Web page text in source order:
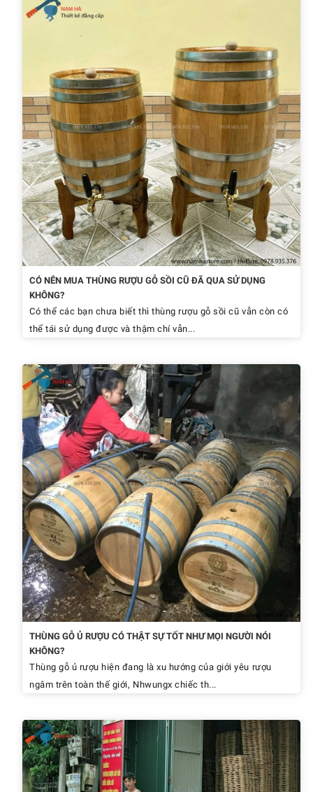
CÓ NÊN MUA THÙNG RƯỢU GỖ SỒI CŨ ĐÃ QUA SỬ DỤNG
KHÔNG?
Có thể các bạn chưa biết thì thùng rượu gỗ sồi cũ vẫn còn có
thể tái sử dụng được và thậm chí vẫn...
THÙNG GỖ Ủ RƯỢU CÓ THẬT SỰ TỐT NHƯ MỌI NGƯỜI NÓI
KHÔNG?
Thùng gỗ ủ rượu hiện đang là xu hướng của giới yêu rượu
ngâm trên toàn thế giới, Nhwungx chiếc th...